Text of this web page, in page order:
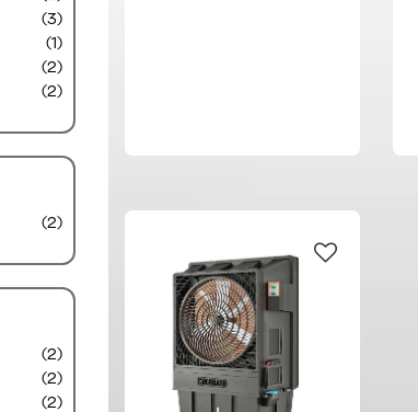
(3)
(1)
(2)
(2)
(2)
(2)
(2)
(2)